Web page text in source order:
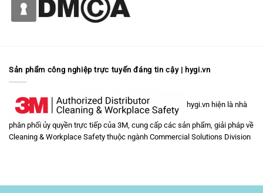
Sản phẩm công nghiệp trực tuyến đáng tin cậy | hygi.vn
hygi.vn hiện là nhà
phân phối ủy quyền trực tiếp của 3M, cung cấp các sản phẩm, giải pháp về
Cleaning & Workplace Safety thuộc ngành Commercial Solutions Division